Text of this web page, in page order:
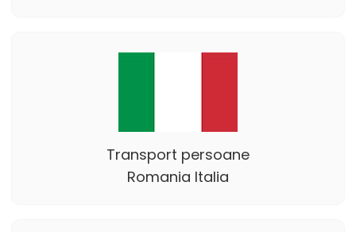
Transport persoane
Romania Italia